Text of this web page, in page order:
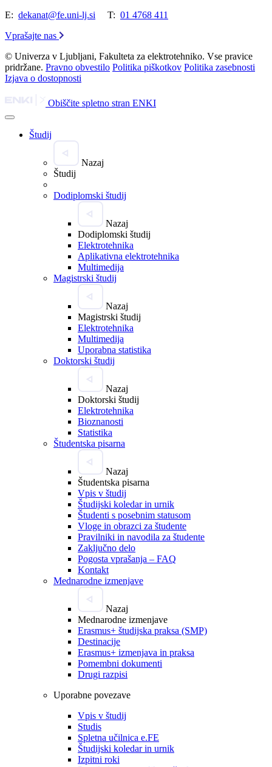
E: dekanat@fe.uni-lj.si T: 01 4768 411
Vprašajte nas
© Univerza v Ljubljani, Fakulteta za elektrotehniko. Vse pravice
pridržane. Pravno obvestilo Politika piškotkov Politika zasebnosti
Izjava o dostopnosti
Obiščite spletno stran ENKI
Študij
Nazaj
Študij
Dodiplomski študij
Nazaj
Dodiplomski študij
Elektrotehnika
Aplikativna elektrotehnika
Multimedija
Magistrski študij
Nazaj
Magistrski študij
Elektrotehnika
Multimedija
Uporabna statistika
Doktorski študij
Nazaj
Doktorski študij
Elektrotehnika
Bioznanosti
Statistika
Študentska pisarna
Nazaj
Študentska pisarna
Vpis v študij
Študijski koledar in urnik
Študenti s posebnim statusom
Vloge in obrazci za študente
Pravilniki in navodila za študente
Zaključno delo
Pogosta vprašanja – FAQ
Kontakt
Mednarodne izmenjave
Nazaj
Mednarodne izmenjave
Erasmus+ študijska praksa (SMP)
Destinacije
Erasmus+ izmenjava in praksa
Pomembni dokumenti
Drugi razpisi
Uporabne povezave
Vpis v študij
Studis
Spletna učilnica e.FE
Študijski koledar in urnik
Izpitni roki